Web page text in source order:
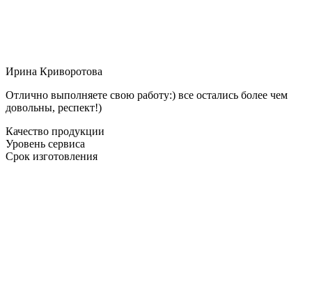
Ирина Криворотова
Отлично выполняете свою работу:) все остались более чем
довольны, респект!)
Качество продукции
Уровень сервиса
Срок изготовления